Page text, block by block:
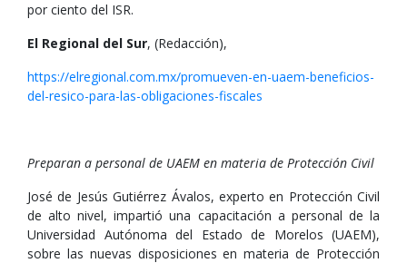
por ciento del ISR.
El Regional del Sur, (Redacción),
https://elregional.com.mx/promueven-en-uaem-beneficios-
del-resico-para-las-obligaciones-fiscales
Preparan a personal de UAEM en materia de Protección Civil
José de Jesús Gutiérrez Ávalos, experto en Protección Civil
de alto nivel, impartió una capacitación a personal de la
Universidad Autónoma del Estado de Morelos (UAEM),
sobre las nuevas disposiciones en materia de Protección